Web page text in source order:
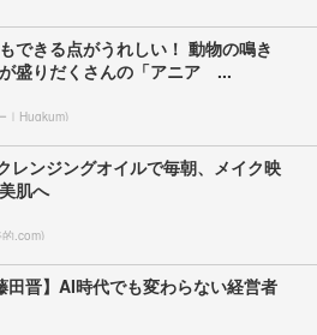
できる点がうれしい！ 動物の鳴き
盛りだくさんの「アニア ...
｜Hugkum)
レンジングオイルで毎朝、メイク映
肌へ
.com)
田晋】AI時代でも変わらない経営者